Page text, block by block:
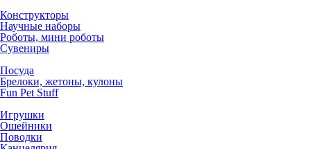
Конструкторы
Научные наборы
Роботы, мини роботы
Сувениры
Посуда
Брелоки, жетоны, кулоны
Fun Pet Stuff
Игрушки
Ошейники
Поводки